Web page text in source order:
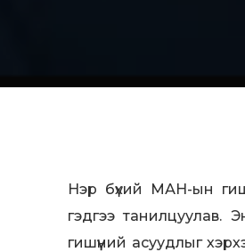
Нэр бүхий МАН-ын
гэдгээ танилцуулав.
гишүүний асуудлыг